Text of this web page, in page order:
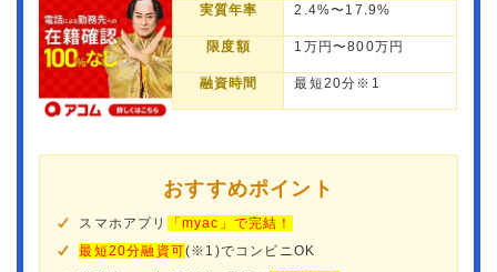
実質年率 2.4%〜17.9%
限度額 1万円〜800万円
融資時間 最短20分※1
おすすめポイント
スマホアプリ
「myac」で完結！
最短20分融資可(※1)でコンビニOK